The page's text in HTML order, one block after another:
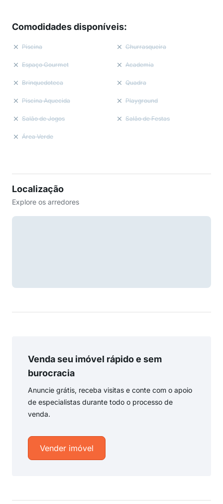
Comodidades disponíveis:
Piscina Churrasqueira
Espaço Gourmet Academia
Brinquedoteca Quadra
Piscina Aquecida Playground
Salão de Jogos Salão de Festas
Área Verde
Localização
Explore os arredores
Venda seu imóvel rápido e sem
burocracia
Anuncie grátis, receba visitas e conte com o apoio
de especialistas durante todo o processo de
venda.
Vender imóvel